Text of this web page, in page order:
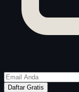
Daftar Gratis